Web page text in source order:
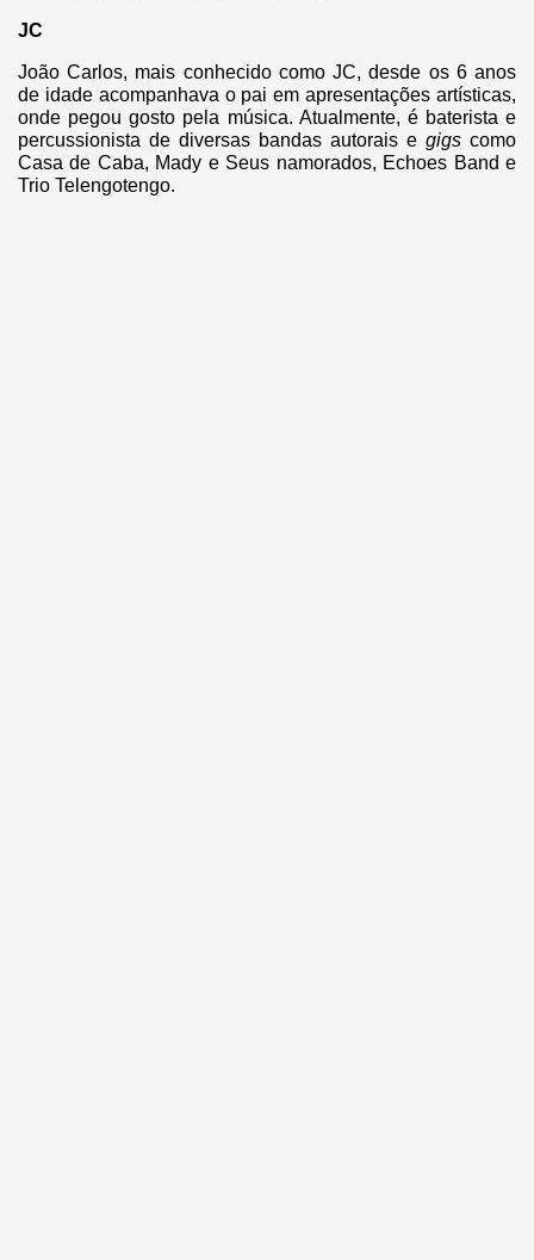
JC
João Carlos, mais conhecido como JC, desde os 6 anos
de idade acompanhava o pai em apresentações artísticas,
onde pegou gosto pela música. Atualmente, é baterista e
percussionista de diversas bandas autorais e gigs como
Casa de Caba, Mady e Seus namorados, Echoes Band e
Trio Telengotengo.